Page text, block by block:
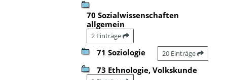
70 Sozialwissenschaften
allgemein
2 Einträge
71 Soziologie 20 Einträge
73 Ethnologie, Volkskunde